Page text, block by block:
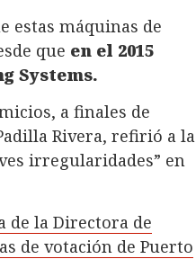
estas máquinas de
que en el 2015
Systems.
a finales de
Rivera, refirió a la
irregularidades” en
de la Directora de
de votación de Puerto